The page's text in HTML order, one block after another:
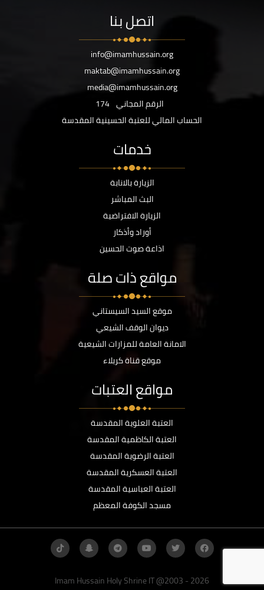
اتصل بنا
info@imamhussain.org
maktab@imamhussain.org
media@imamhussain.org
الرقم المجاني 174
الحساب المالي للعتبة الحسينية المقدسة
خدمات
الزيارة بالانابة
البث المباشر
الزيارة الافتراضية
أوراد وأذكار
اذاعة صوت الحسين
مواقع ذات صلة
موقع السيد السيستاني
ديوان الوقف الشيعي
الامانة العامة للمزارات الشيعية
موقع قناة كربلاء
مواقع العتبات
العتبة العلوية المقدسة
العتبة الكاظمية المقدسة
العتبة الرضوية المقدسة
العتبة العسكرية المقدسة
العتبة العباسية المقدسة
مسجد الكوفة المعظم
Imam Hussain Holy Shrine IT @2003 - 2026